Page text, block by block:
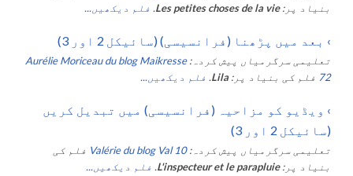
بنیاد پر: Les petites choses de la vie
. فلم دیکھیں...
› بعد میں پڑھنا (فرانسیسی) (سائیکل 2 اور 3)
تعلیمی سرگرمیاں پیش کردہ: Aurélie Moriceau du blog Maikresse
72 فلم کی بنیاد پر: Lila
. فلم دیکھیں...
› ویڈیو کو مزاحیہ (فرانسیسی) میں تبدیل کریں
(سائیکل 2 اور 3)
تعلیمی سرگرمیاں پیش کردہ: Valérie du blog Val 10 فلم کی
بنیاد پر: L'inspecteur et le parapluie
. فلم دیکھیں...